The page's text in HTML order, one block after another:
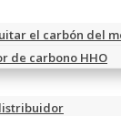
el carbón del
de carbono HHO